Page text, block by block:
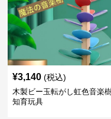
¥3,140 (税込)
木製ビー玉転がし虹色音楽
知育玩具